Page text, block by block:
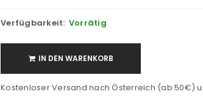
Verfügbarkeit: Vorrätig
IN DEN WARENKORB
Kostenloser Versand nach Österreich (ab 50€)